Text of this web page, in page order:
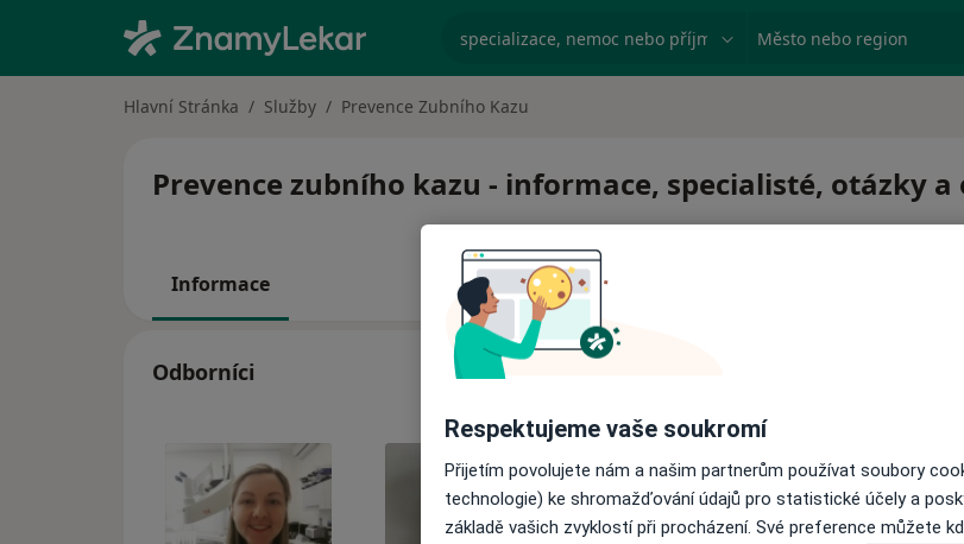
specializace, nemoc nebo příjmení Město nebo region
Hlavní Stránka Služby Prevence Zubního Kazu
Prevence zubního kazu - informace, specialisté, otázky a
Informace
Odborníci
Respektujeme vaše soukromí
Přijetím povolujete nám a našim partnerům používat soubory
technologie) ke shromažďování údajů pro statistické účely a
základě vašich zvyklostí při procházení. Své preference můžete